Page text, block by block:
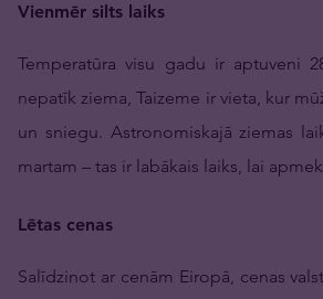
Vienmēr silts laiks
Temperatūra visu gadu ir aptuveni
nepatīk ziema, Taizeme ir vieta, kur
un sniegu. Astronomiskajā ziemas
martam – tas ir labākais laiks, lai
Lētas cenas
Salīdzinot ar cenām Eiropā, cenas